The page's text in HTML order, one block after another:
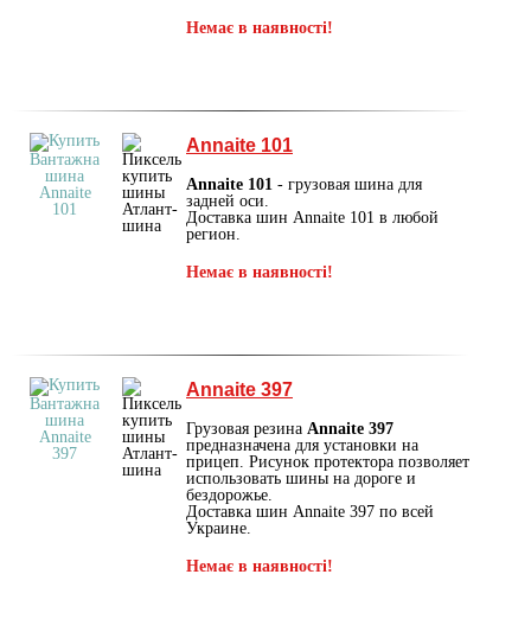
Немає в наявності!
Annaite 101
Annaite 101 - грузовая шина для
задней оси.
Доставка шин Annaite 101 в любой
регион.
Немає в наявності!
Annaite 397
Грузовая резина Annaite 397
предназначена для установки на
прицеп. Рисунок протектора позволяет
использовать шины на дороге и
бездорожье.
Доставка шин Annaite 397 по всей
Украине.
Немає в наявності!